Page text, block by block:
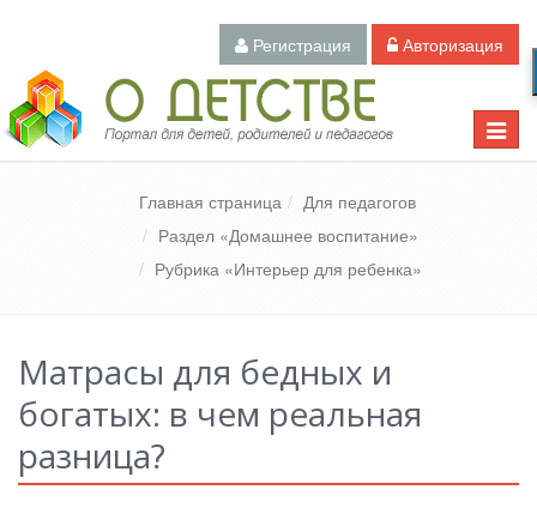
Регистрация Авторизация
Toggle
Педагогический портал «О детстве»
Главная страница
Для педагогов
Раздел «Домашнее воспитание»
Рубрика «Интерьер для ребенка»
Матрасы для бедных и
богатых: в чем реальная
разница?